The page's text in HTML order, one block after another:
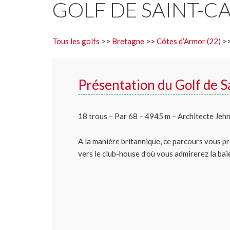
GOLF DE SAINT-
Tous les golfs >> Bretagne >> Côtes d’Armor (22)
Présentation du Golf de
18 trous – Par 68 – 4945 m – Architecte
A la manière britannique, ce parcours vous
vers le club-house d’où vous admirerez la